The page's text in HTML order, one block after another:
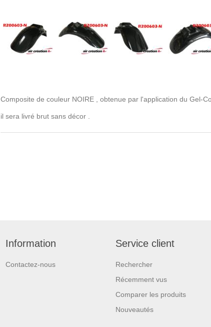
Composite de couleur NOIRE , obtenue par l'application du Gel-
il sera livré brut sans décor .
Information
Contactez-nous
Service client
Rechercher
Récemment vus
Comparer les produits
Nouveautés